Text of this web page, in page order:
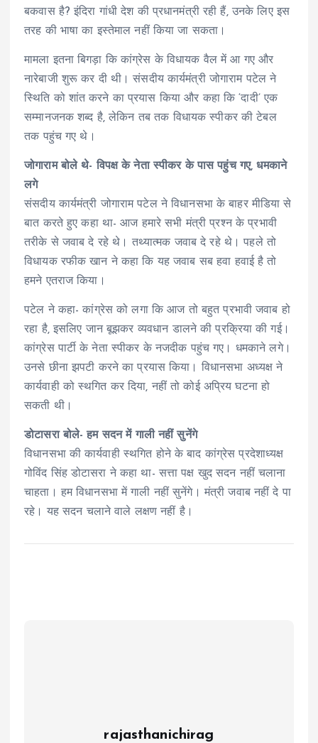
बकवास है? इंदिरा गांधी देश की प्रधानमंत्री रही हैं, उनके लिए इस
तरह की भाषा का इस्तेमाल नहीं किया जा सकता।
मामला इतना बिगड़ा कि कांग्रेस के विधायक वैल में आ गए और
नारेबाजी शुरू कर दी थी। संसदीय कार्यमंत्री जोगाराम पटेल ने
स्थिति को शांत करने का प्रयास किया और कहा कि ‘दादी’ एक
सम्मानजनक शब्द है, लेकिन तब तक विधायक स्पीकर की टेबल
तक पहुंच गए थे।
जोगाराम बोले थे- विपक्ष के नेता स्पीकर के पास पहुंच गए, धमकाने
लगे
संसदीय कार्यमंत्री जोगाराम पटेल ने विधानसभा के बाहर मीडिया से
बात करते हुए कहा था- आज हमारे सभी मंत्री प्रश्न के प्रभावी
तरीके से जवाब दे रहे थे। तथ्यात्मक जवाब दे रहे थे। पहले तो
विधायक रफीक खान ने कहा कि यह जवाब सब हवा हवाई है तो
हमने एतराज किया।
पटेल ने कहा- कांग्रेस को लगा कि आज तो बहुत प्रभावी जवाब हो
रहा है, इसलिए जान बूझकर व्यवधान डालने की प्रक्रिया की गई।
कांग्रेस पार्टी के नेता स्पीकर के नजदीक पहुंच गए। धमकाने लगे।
उनसे छीना झपटी करने का प्रयास किया। विधानसभा अध्यक्ष ने
कार्यवाही को स्थगित कर दिया, नहीं तो कोई अप्रिय घटना हो
सकती थी।
डोटासरा बोले- हम सदन में गाली नहीं सुनेंगे
विधानसभा की कार्यवाही स्थगित होने के बाद कांग्रेस प्रदेशाध्यक्ष
गोविंद सिंह डोटासरा ने कहा था- सत्ता पक्ष खुद सदन नहीं चलाना
चाहता। हम विधानसभा में गाली नहीं सुनेंगे। मंत्री जवाब नहीं दे पा
रहे। यह सदन चलाने वाले लक्षण नहीं है।
rajasthanichirag